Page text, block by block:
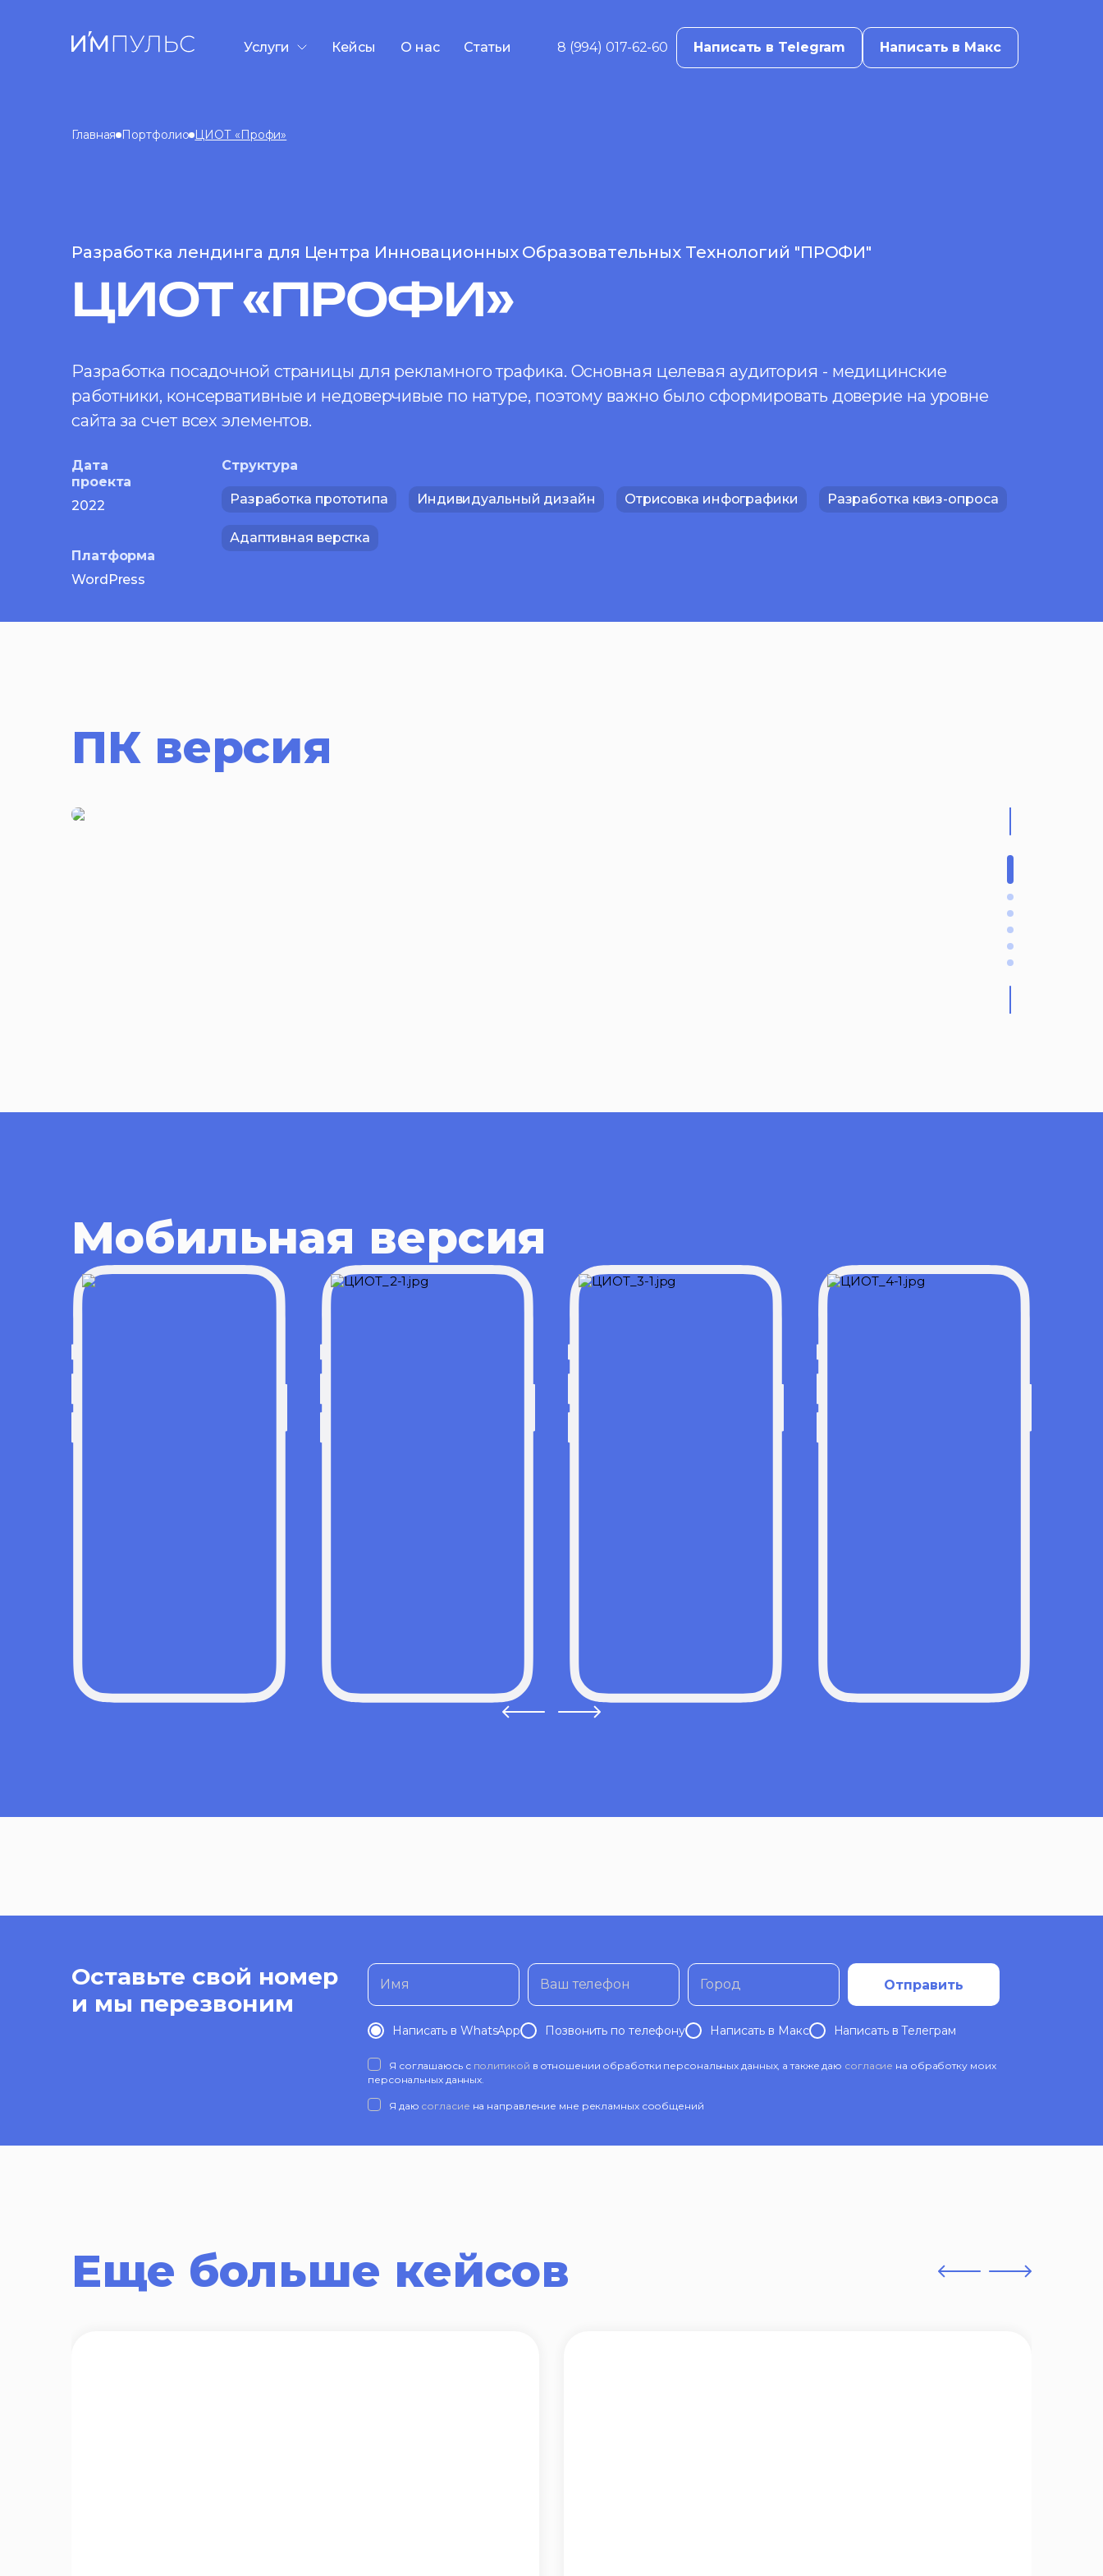
Услуги Кейсы О нас Статьи 8 (994) 017-62-60 Написать в Telegram Написать в Макс
Главная Портфолио ЦИОТ «Профи»
Разработка лендинга для Центра Инновационных Образовательных Технологий "ПРОФИ"
ЦИОТ «ПРОФИ»
Разработка посадочной страницы для рекламного трафика. Основная целевая аудитория - медицинские
работники, консервативные и недоверчивые по натуре, поэтому важно было сформировать доверие на уровне
сайта за счет всех элементов.
Дата
проекта
2022
Платформа
WordPress
Структура
Разработка прототипа Индивидуальный дизайн Отрисовка инфографики Разработка квиз-опроса
Адаптивная верстка
ПК версия
Мобильная версия
Оставьте свой номер
и мы перезвоним
Имя Ваш телефон Город Отправить
Написать в WhatsApp Позвонить по телефону Написать в Mакс Написать в Телеграм
Я соглашаюсь с политикой в отношении обработки персональных данных, а также даю согласие на обработку моих
персональных данных.
Я даю согласие на направление мне рекламных сообщений
Еще больше кейсов